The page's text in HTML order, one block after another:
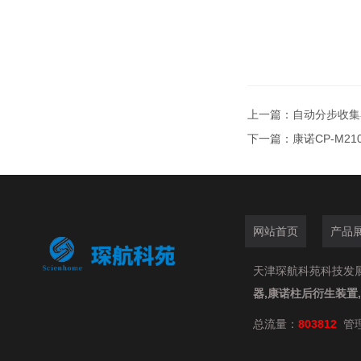
上一篇： 自动分步收
下一篇： 康诺CP-
网站首页 产品
天津琛航科苑科技发
器,康诺柱后衍生装
总流量： 803812 管